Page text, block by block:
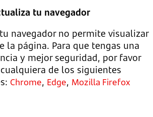
tu navegador
navegador no permite visualizar
la página. Para que tengas una
y mejor seguridad, por favor
de los siguientes
Chrome, Edge, Mozilla Firefox